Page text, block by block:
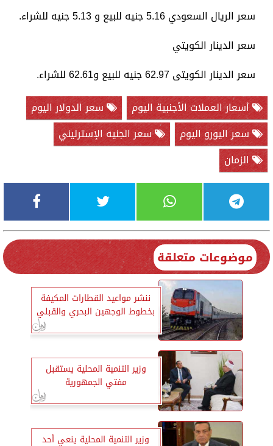
سعر الريال السعودي 5.16 جنيه للبيع و 5.13 جنيه للشراء.
سعر الدينار الكويتي
سعر الدينار الكويتى 62.97 جنيه للبيع و62.61 للشراء.
أسعار العملات الأجنبية اليوم
سعر الدولار اليوم
سعر اليورو اليوم
سعر الجنيه الإسترليني
الزمان
موضوعات متعلقة
ننشر مواعيد القطارات المكيفة
بخطوط الوجهين البحري والقبلي
وزير التنمية المحلية يستقبل
مفتي الجمهورية
وزير التنمية المحلية ينعي أحد